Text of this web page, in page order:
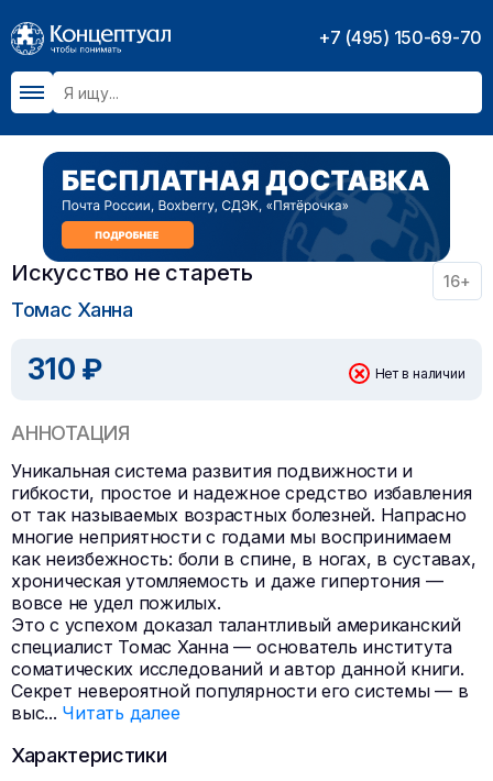
+7 (495) 150-69-70
Искусство не стареть 16+
Томас Ханна
310 ₽ Нет в наличии
АННОТАЦИЯ
Уникальная система развития подвижности и
гибкости, простое и надежное средство избавления
от так называемых возрастных болезней. Напрасно
многие неприятности с годами мы воспринимаем
как неизбежность: боли в спине, в ногах, в суставах,
хроническая утомляемость и даже гипертония —
вовсе не удел пожилых.
Это с успехом доказал талантливый американский
специалист Томас Ханна — основатель института
соматических исследований и автор данной книги.
Секрет невероятной популярности его системы — в
выс... Читать далее
Характеристики